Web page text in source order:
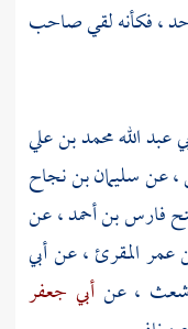
، فكأنه لقي صاحب
عبد الله محمد بن علي
،عنسليمان بن نجاح
فارس بن أحمد ،عن
عمر المقرئ، عنأبي
،عنأبي جعفر